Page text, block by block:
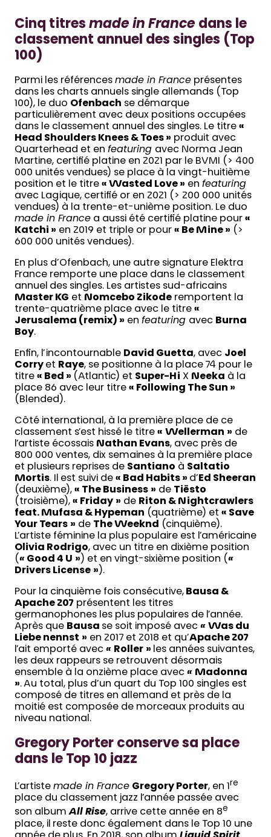
Cinq titres made in France dans le
classement annuel des singles (Top
100)
Parmi les références made in France présentes
dans les charts annuels single allemands (Top
100), le duo Ofenbach se démarque
particulièrement avec deux positions occupées
dans le classement annuel des singles. Le titre «
Head Shoulders Knees & Toes » produit avec
Quarterhead et en featuring avec Norma Jean
Martine, certifié platine en 2021 par le BVMI (> 400
000 unités vendues) se place à la vingt-huitième
position et le titre « Wasted Love » en featuring
avec Lagique, certifié or en 2021 (> 200 000 unités
vendues) à la trente-et-unième position. Le duo
made in France a aussi été certifié platine pour «
Katchi » en 2019 et triple or pour « Be Mine » (>
600 000 unités vendues).
En plus d’Ofenbach, une autre signature Elektra
France remporte une place dans le classement
annuel des singles. Les artistes sud-africains
Master KG et Nomcebo Zikode remportent la
trente-quatrième place avec le titre «
Jerusalema (remix) » en featuring avec Burna
Boy.
Enfin, l’incontournable David Guetta, avec Joel
Corry et Raye, se positionne à la place 74 pour le
titre « Bed » (Atlantic) et Super-Hi X Neeka à la
place 86 avec leur titre « Following The Sun »
(Blended).
Côté international, à la première place de ce
classement s’est hissé le titre « Wellerman » de
l’artiste écossais Nathan Evans, avec près de
800 000 ventes, dix semaines à la première place
et plusieurs reprises de Santiano à Saltatio
Mortis. Il est suivi de « Bad Habits » d’Ed Sheeran
(deuxième), « The Business » de Tiësto
(troisième), « Friday » de Riton & Nightcrawlers
feat. Mufasa & Hypeman (quatrième) et « Save
Your Tears » de The Weeknd (cinquième).
L’artiste féminine la plus populaire est l’américaine
Olivia Rodrigo, avec un titre en dixième position
(« Good 4 U ») et en vingt-sixième position («
Drivers License »).
Pour la cinquième fois consécutive, Bausa &
Apache 207 présentent les titres
germanophones les plus populaires de l’année.
Après que Bausa se soit imposé avec « Was du
Liebe nennst » en 2017 et 2018 et qu’Apache 207
l’ait emporté avec « Roller » les années suivantes,
les deux rappeurs se retrouvent désormais
ensemble à la onzième place avec « Madonna
». Au total, plus d’un quart du Top 100 singles est
composé de titres en allemand et près de la
moitié est composée de morceaux produits au
niveau national.
Gregory Porter conserve sa place
dans le Top 10 jazz
L’artiste made in France Gregory Porter, en 1re
place du classement jazz l’année passée avec
son albumAll Rise, arrive cette année en 8e
place, il reste donc également dans le Top 10 une